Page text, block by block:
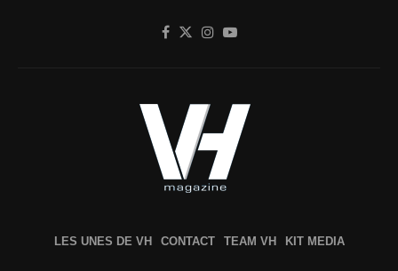
LES UNES DE VH CONTACT TEAM VH KIT MEDIA